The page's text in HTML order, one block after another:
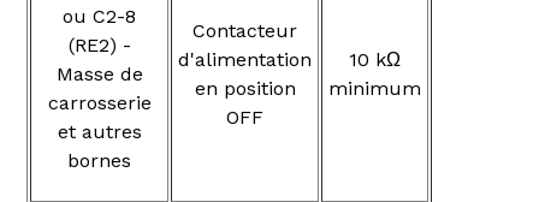
ou C2-8
(RE2) -
Masse de
carrosserie
et autres
bornes
Contacteur
d'alimentation
en position
OFF
10 kΩ
minimum